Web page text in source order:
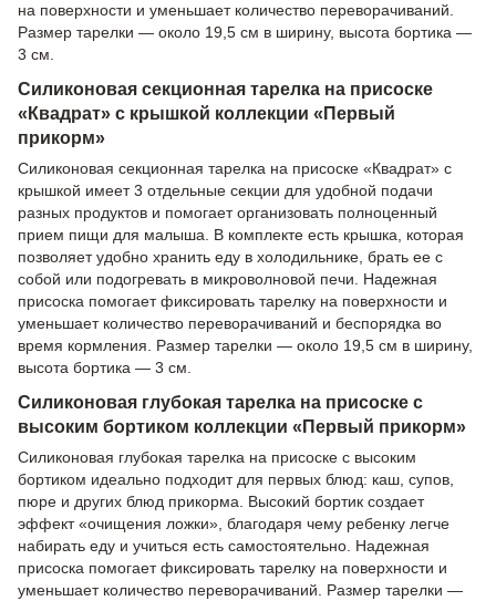
на поверхности и уменьшает количество переворачиваний.
Размер тарелки — около 19,5 см в ширину, высота бортика —
3 см.
Силиконовая секционная тарелка на присоске
«Квадрат» с крышкой коллекции «Первый
прикорм»
Силиконовая секционная тарелка на присоске «Квадрат» с
крышкой имеет 3 отдельные секции для удобной подачи
разных продуктов и помогает организовать полноценный
прием пищи для малыша. В комплекте есть крышка, которая
позволяет удобно хранить еду в холодильнике, брать ее с
собой или подогревать в микроволновой печи. Надежная
присоска помогает фиксировать тарелку на поверхности и
уменьшает количество переворачиваний и беспорядка во
время кормления. Размер тарелки — около 19,5 см в ширину,
высота бортика — 3 см.
Силиконовая глубокая тарелка на присоске с
высоким бортиком коллекции «Первый прикорм»
Силиконовая глубокая тарелка на присоске с высоким
бортиком идеально подходит для первых блюд: каш, супов,
пюре и других блюд прикорма. Высокий бортик создает
эффект «очищения ложки», благодаря чему ребенку легче
набирать еду и учиться есть самостоятельно. Надежная
присоска помогает фиксировать тарелку на поверхности и
уменьшает количество переворачиваний. Размер тарелки —